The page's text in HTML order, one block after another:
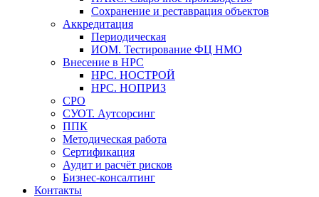
Сохранение и реставрация объектов
Аккредитация
Периодическая
ИОМ. Тестирование ФЦ НМО
Внесение в НРС
НРС. НОСТРОЙ
НРС. НОПРИЗ
СРО
СУОТ. Аутсорсинг
ППК
Методическая работа
Сертификация
Аудит и расчёт рисков
Бизнес-консалтинг
Контакты